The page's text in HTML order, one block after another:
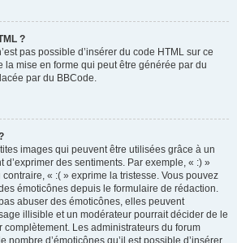
?
pas possible d’insérer du code HTML sur ce
la mise en forme qui peut être générée par du
par du BBCode.
images qui peuvent être utilisées grâce à un
d’exprimer des sentiments. Par exemple, « :) »
« :( » exprime la tristesse. Vous pouvez
émoticônes depuis le formulaire de rédaction.
abuser des émoticônes, elles peuvent
illisible et un modérateur pourrait décider de le
Les administrateurs du forum
nombre d’émoticônes qu’il est possible d’insérer